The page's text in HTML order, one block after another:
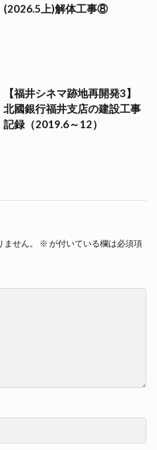
(2026.5上)解体工事⑧
【福井シネマ跡地再開発3】
北國銀行福井支店の建設工事
記録（2019.6～12）
せん。 ※ が付いている欄は必須項